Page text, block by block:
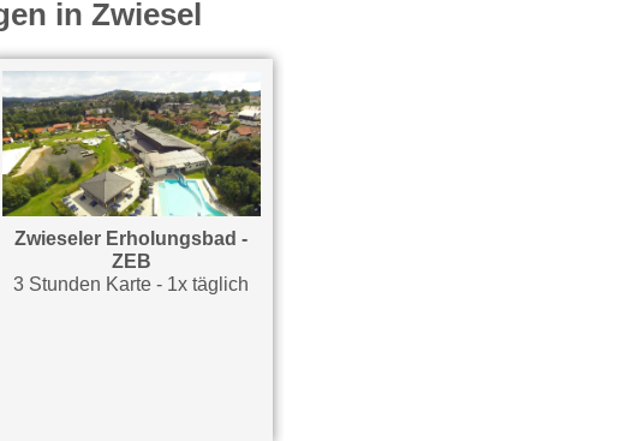
in Zwiesel
Zwieseler Erholungsbad -
ZEB
3 Stunden Karte - 1x täglich